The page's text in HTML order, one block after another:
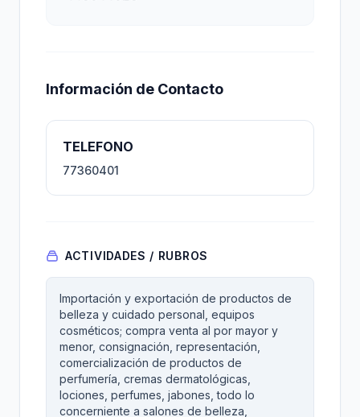
Información de Contacto
TELEFONO
77360401
ACTIVIDADES / RUBROS
Importación y exportación de productos de
belleza y cuidado personal, equipos
cosméticos; compra venta al por mayor y
menor, consignación, representación,
comercialización de productos de
perfumería, cremas dermatológicas,
lociones, perfumes, jabones, todo lo
concerniente a salones de belleza,